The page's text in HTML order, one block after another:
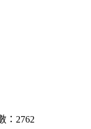
：2762